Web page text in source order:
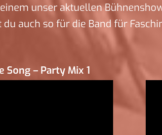
unser aktuellen
auch so für die Band für
Song – Party Mix 1